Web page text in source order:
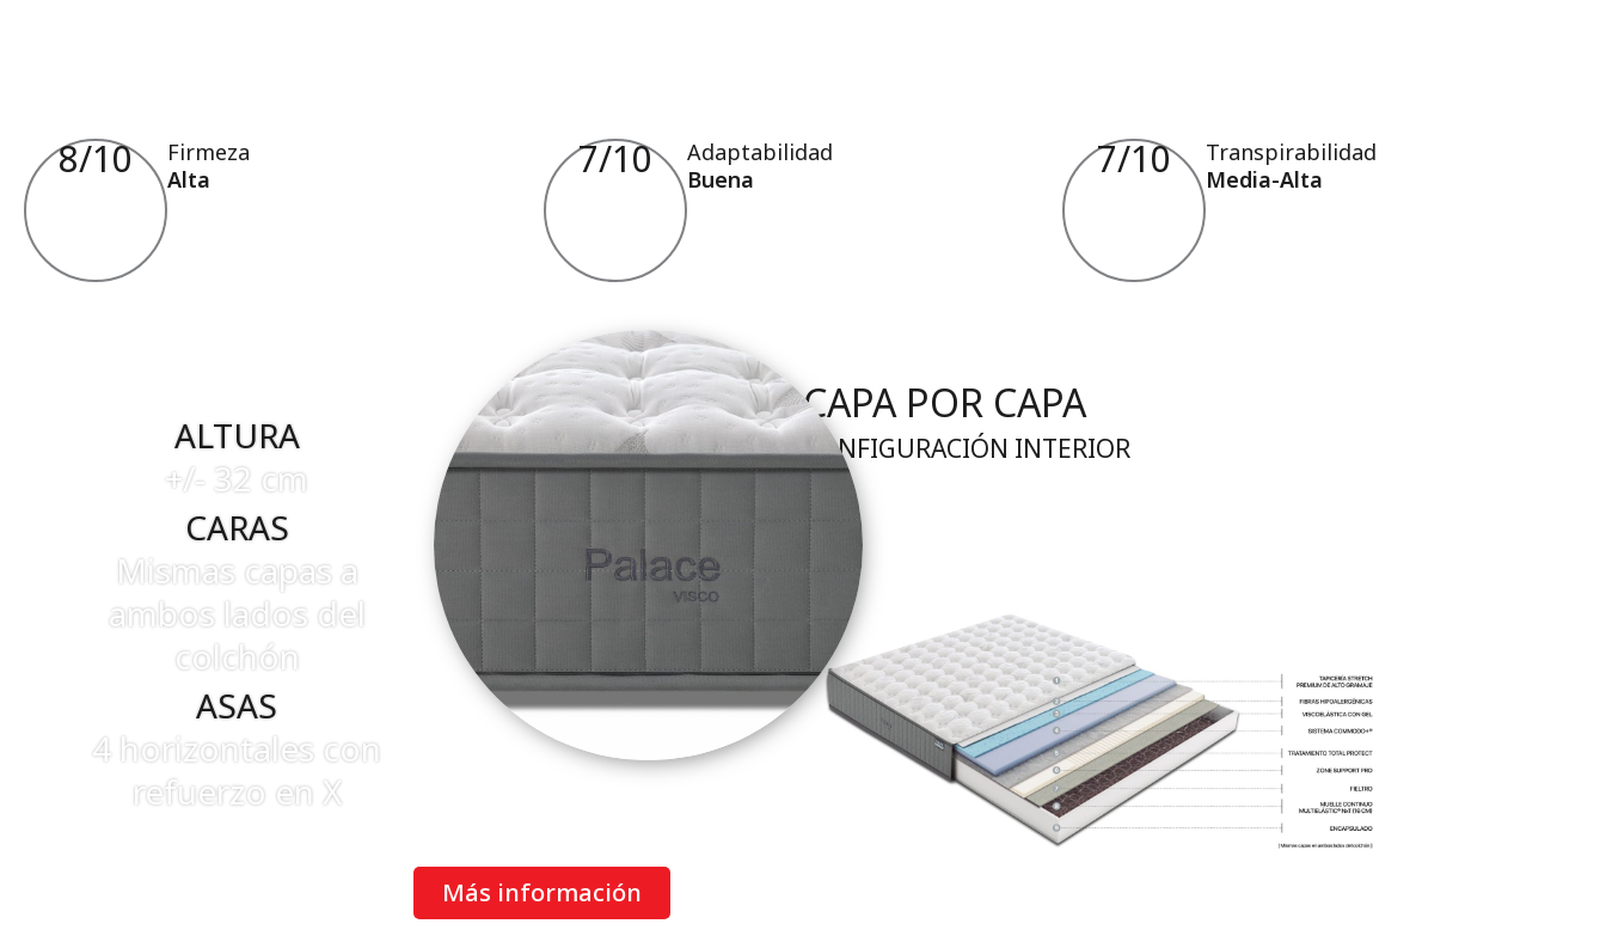
8/10
Firmeza
Alta
7/10
Adaptabilidad
Buena
7/10
Transpirabilidad
Media-Alta
ALTURA
+/- 32 cm
CARAS
Mismas capas a
ambos lados del
colchón
ASAS
4 horizontales con
refuerzo en X
Más información
CAPA POR CAPA
CONFIGURACIÓN INTERIOR